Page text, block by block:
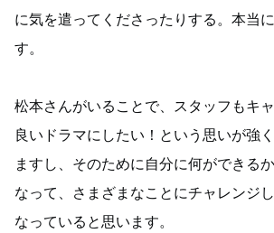
に気を遣ってくださったりする。本当
す。
松本さんがいることで、スタッフもキ
良いドラマにしたい！という思いが強
ますし、そのために自分に何ができる
なって、さまざまなことにチャレンジ
なっていると思います。